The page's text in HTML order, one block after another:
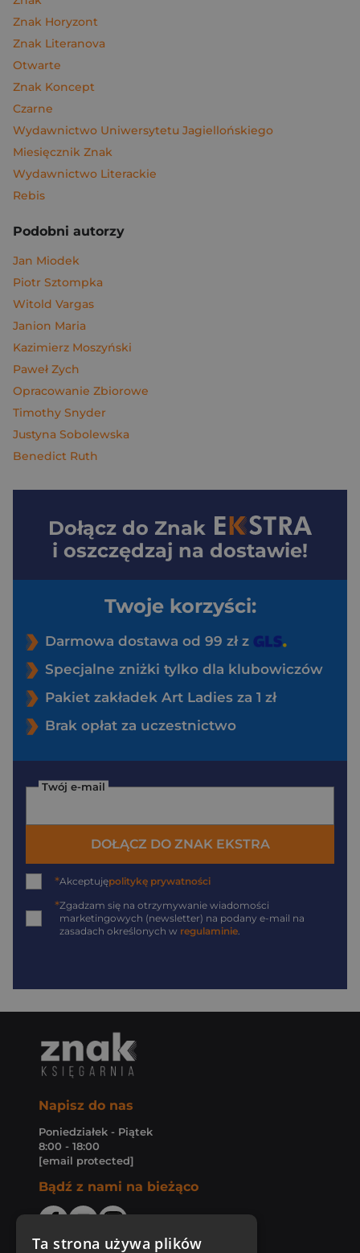
Znak Horyzont
Znak Literanova
Otwarte
Znak Koncept
Czarne
Wydawnictwo Uniwersytetu Jagiellońskiego
Miesięcznik Znak
Wydawnictwo Literackie
Rebis
Podobni autorzy
Jan Miodek
Piotr Sztompka
Witold Vargas
Janion Maria
Kazimierz Moszyński
Paweł Zych
Opracowanie Zbiorowe
Timothy Snyder
Justyna Sobolewska
Benedict Ruth
Dołącz do Znak
i oszczędzaj na dostawie!
Twoje korzyści:
Darmowa dostawa od 99 zł z
Specjalne zniżki tylko dla klubowiczów
Pakiet zakładek Art Ladies za 1 zł
Brak opłat za uczestnictwo
Twój e-mail
DOŁĄCZ DO ZNAK EKSTRA
*Akceptujępolitykę prywatności
*Zgadzam się na otrzymywanie wiadomości
marketingowych (newsletter) na podany e-mail na
zasadach określonych w regulaminie.
Napisz do nas
Poniedziałek - Piątek
8:00 - 18:00
[email protected]
Bądź z nami na bieżąco
Ta strona używa plików